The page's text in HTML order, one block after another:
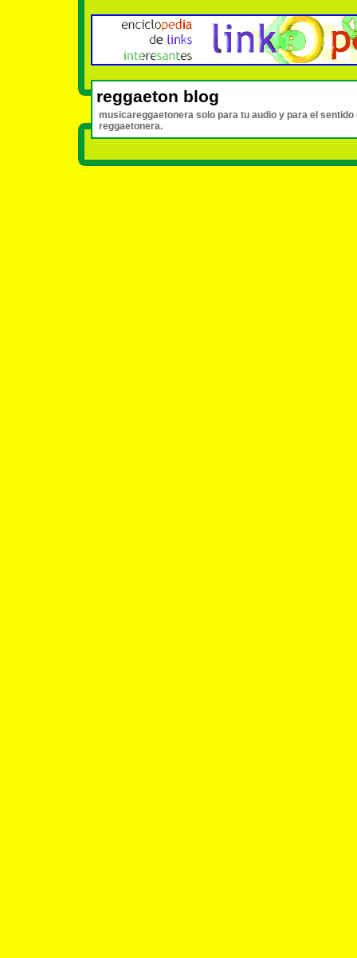
reggaeton blog
musicareggaetonera solo para tu audio y para el
reggaetonera.